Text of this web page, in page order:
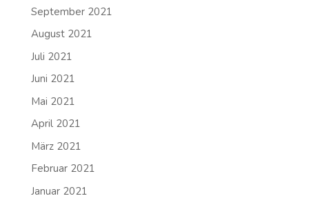
September 2021
August 2021
Juli 2021
Juni 2021
Mai 2021
April 2021
März 2021
Februar 2021
Januar 2021